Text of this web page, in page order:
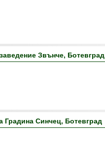
Звънче, Ботевград
Градина Синчец, Ботевград